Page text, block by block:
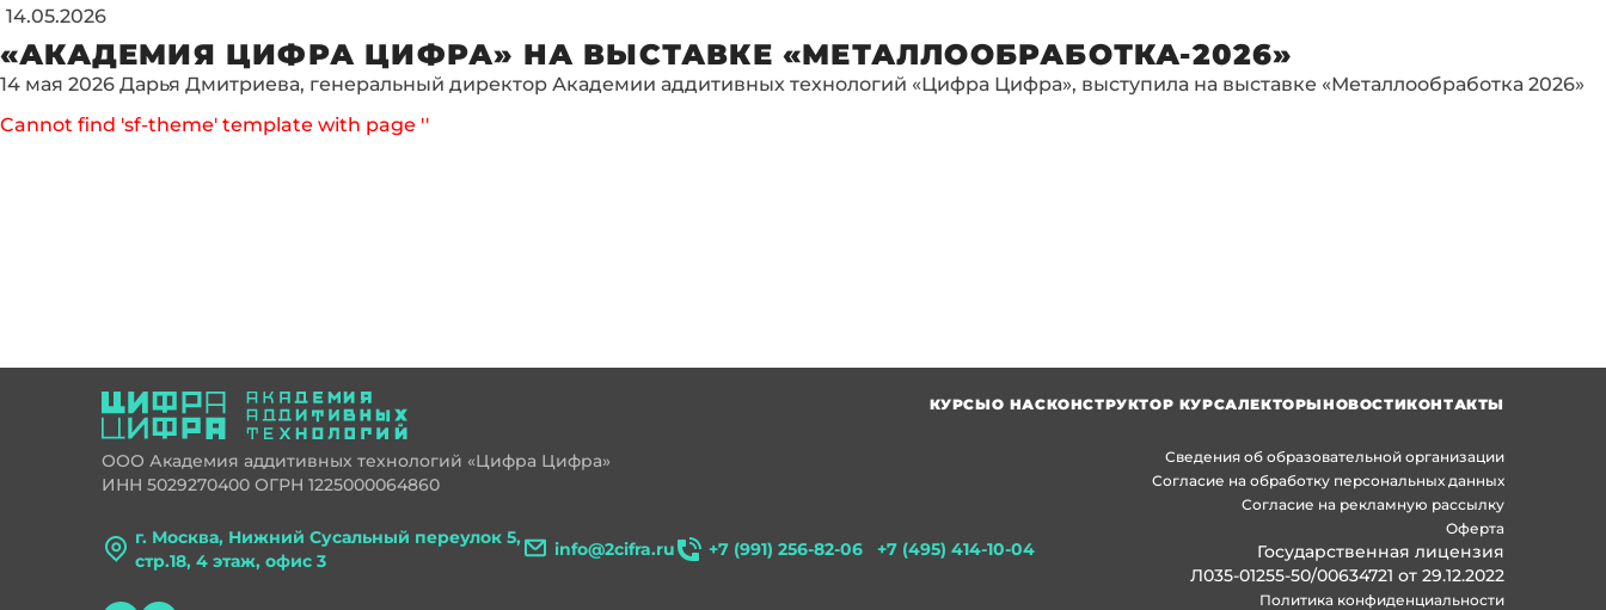
14.05.2026
«АКАДЕМИЯ ЦИФРА ЦИФРА» НА ВЫСТАВКЕ «МЕТАЛЛООБРАБОТКА-2026»
14 мая 2026 Дарья Дмитриева, генеральный директор Академии аддитивных технологий «Цифра Цифра», выступила на выставке «Металлообработка 2026»
Cannot find 'sf-theme' template with page ''
ООО Академия аддитивных технологий «Цифра Цифра»
ИНН 5029270400 ОГРН 1225000064860
г. Москва, Нижний Сусальный переулок 5,
стр.18, 4 этаж, офис 3
info@2cifra.ru +7 (991) 256-82-06 +7 (495) 414-10-04
КУРСЫО НАСКОНСТРУКТОР КУРСАЛЕКТОРЫНОВОСТИКОНТАКТЫ
Политика конфиденциальности
Согласие на рекламную рассылку
Согласие на обработку персональных данных
Сведения об образовательной организации
Оферта
Государственная лицензия
Л035-01255-50/00634721 от 29.12.2022